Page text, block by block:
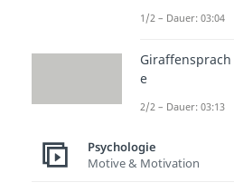
Nach Beantwortung
Studyflix zu
1/2 – Dauer: 03:04
Giraffensprach
e
2/2 – Dauer: 03:13
Psychologie
Motive & Motivation